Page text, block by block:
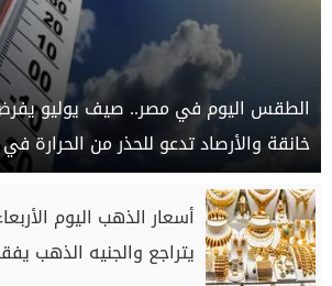
الطقس اليوم في مصر.. صيف يوليو
خانقة والأرصاد تدعو للحذر من الحرارة
يتراجع والجنيه الذهب